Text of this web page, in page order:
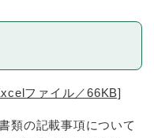
ファイル／66KB]
類の記載事項について